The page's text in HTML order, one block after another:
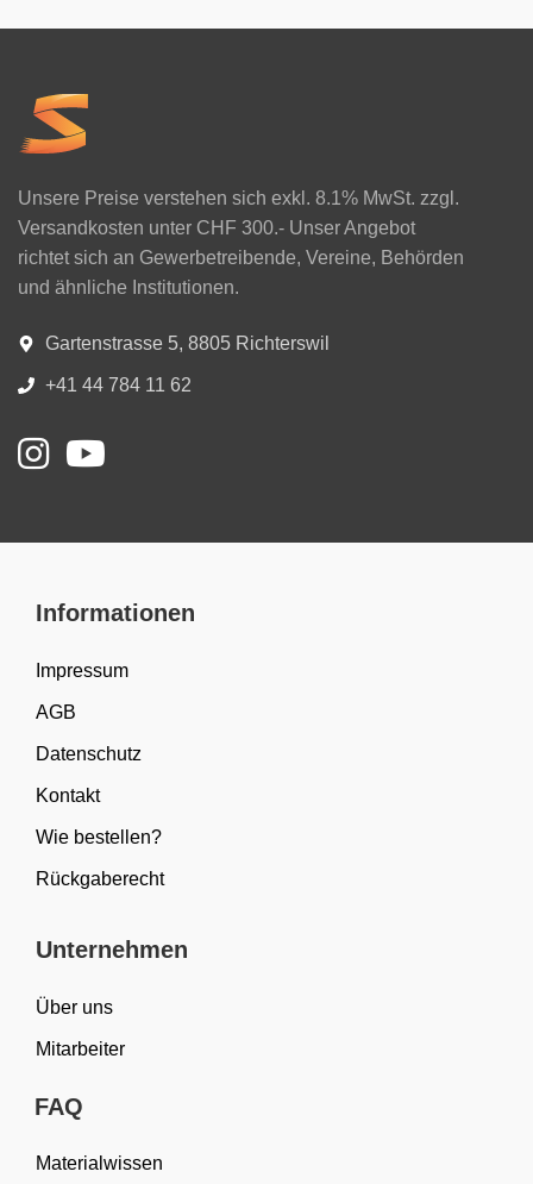
Unsere Preise verstehen sich exkl. 8.1% MwSt. zzgl.
Versandkosten unter CHF 300.- Unser Angebot
richtet sich an Gewerbetreibende, Vereine, Behörden
und ähnliche Institutionen.
Gartenstrasse 5, 8805 Richterswil
+41 44 784 11 62
Informationen
Impressum
AGB
Datenschutz
Kontakt
Wie bestellen?
Rückgaberecht
Unternehmen
Über uns
Mitarbeiter
FAQ
Materialwissen